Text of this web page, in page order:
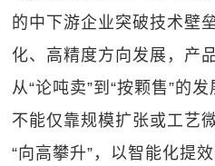
的中下游企业突破技术壁
化、高精度方向发展，产
从“论吨卖”到“按颗售”的
不能仅靠规模扩张或工艺
“向高攀升”，以智能化提